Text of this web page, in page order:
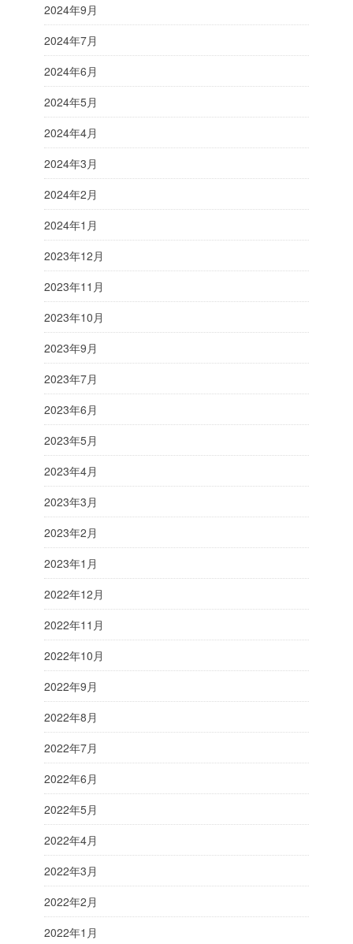
2024年9月
2024年7月
2024年6月
2024年5月
2024年4月
2024年3月
2024年2月
2024年1月
2023年12月
2023年11月
2023年10月
2023年9月
2023年7月
2023年6月
2023年5月
2023年4月
2023年3月
2023年2月
2023年1月
2022年12月
2022年11月
2022年10月
2022年9月
2022年8月
2022年7月
2022年6月
2022年5月
2022年4月
2022年3月
2022年2月
2022年1月